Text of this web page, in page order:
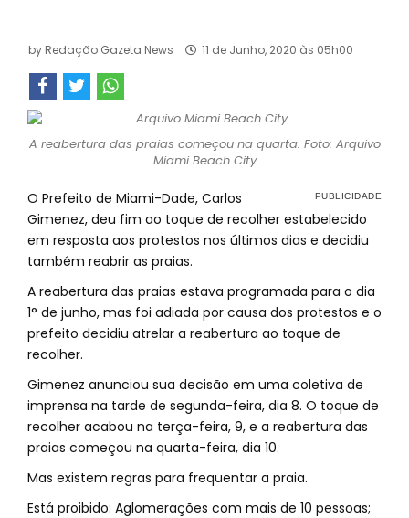
by Redação Gazeta News 11 de Junho, 2020 às 05h00
A reabertura das praias começou na quarta. Foto: Arquivo
Miami Beach City
O Prefeito de Miami-Dade, Carlos
Gimenez, deu fim ao toque de recolher estabelecido
em resposta aos protestos nos últimos dias e decidiu
também reabrir as praias.
A reabertura das praias estava programada para o dia
1° de junho, mas foi adiada por causa dos protestos e o
prefeito decidiu atrelar a reabertura ao toque de
recolher.
Gimenez anunciou sua decisão em uma coletiva de
imprensa na tarde de segunda-feira, dia 8. O toque de
recolher acabou na terça-feira, 9, e a reabertura das
praias começou na quarta-feira, dia 10.
Mas existem regras para frequentar a praia.
Está proibido: Aglomerações com mais de 10 pessoas;